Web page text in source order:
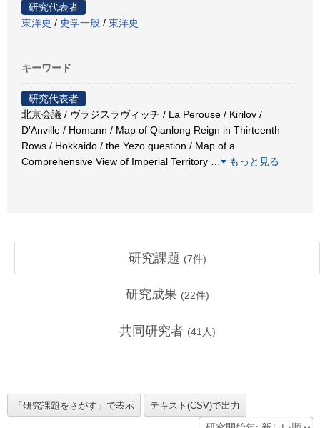
研究代表者
東洋史 / 史学一般 / 東洋史
キーワード
研究代表者
北京会議 / ヴラジスラヴィッチ / La Perouse / Kirilov /
D'Anville / Homann / Map of Qianlong Reign in Thirteenth
Rows / Hokkaido / the Yezo question / Map of a
Comprehensive View of Imperial Territory
もっと見る
研究課題 (7件)
研究成果 (22件)
共同研究者 (41 人)